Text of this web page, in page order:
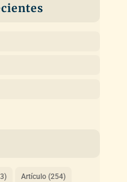
Artículo(254)